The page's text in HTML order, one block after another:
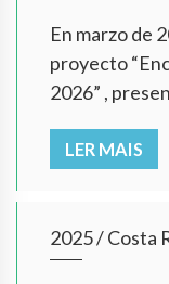
En marzo de
proyecto
2026” ,
LER MAIS
2025/Costa